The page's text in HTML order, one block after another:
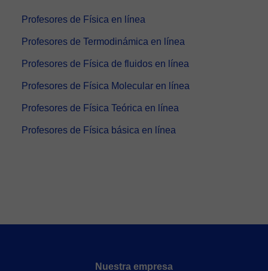
Profesores de Física en línea
Profesores de Termodinámica en línea
Profesores de Física de fluidos en línea
Profesores de Física Molecular en línea
Profesores de Física Teórica en línea
Profesores de Física básica en línea
Nuestra empresa